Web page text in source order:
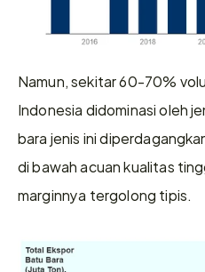
Namun, sekitar 60-70%
Indonesia didominasi oleh
bara jenis ini
di bawah acuan kualitas
marginnya tergolong tipis.